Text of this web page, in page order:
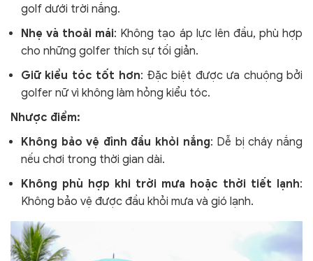
golf dưới trời nắng.
Nhẹ và thoải mái: Không tạo áp lực lên đầu, phù hợp
cho những golfer thích sự tối giản.
Giữ kiểu tóc tốt hơn: Đặc biệt được ưa chuộng bởi
golfer nữ vì không làm hỏng kiểu tóc.
Nhược điểm:
Không bảo vệ đỉnh đầu khỏi nắng: Dễ bị cháy nắng
nếu chơi trong thời gian dài.
Không phù hợp khi trời mưa hoặc thời tiết lạnh:
Không bảo vệ được đầu khỏi mưa và gió lạnh.